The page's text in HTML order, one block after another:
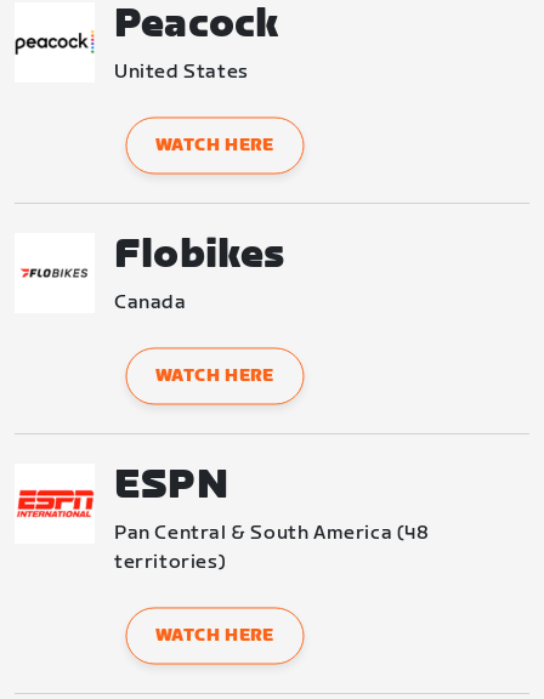
Peacock
United States
WATCH HERE
Flobikes
Canada
WATCH HERE
ESPN
Pan Central & South America (48
territories)
WATCH HERE